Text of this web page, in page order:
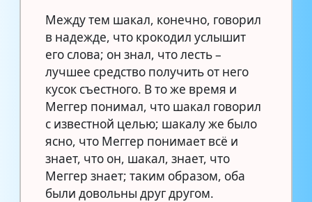
Между тем шакал, конечно, говорил
в надежде, что крокодил услышит
его слова; он знал, что лесть –
лучшее средство получить от него
кусок съестного. В то же время и
Меггер понимал, что шакал говорил
с известной целью; шакалу же было
ясно, что Меггер понимает всё и
знает, что он, шакал, знает, что
Меггер знает; таким образом, оба
были довольны друг другом.